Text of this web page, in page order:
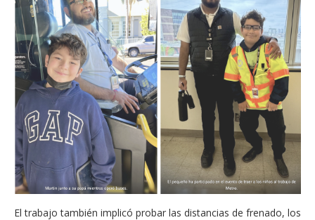
El trabajo también implicó probar las distancias de frenado, los